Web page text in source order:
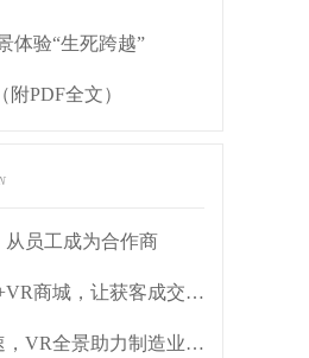
体验“生死跨越”
附PDF全文）
员工成为合作商
功能升级丨VR旋转拼图+VR商城，让获客成交更简单！
聚焦两会：数字化再加速，VR全景助力制造业转型